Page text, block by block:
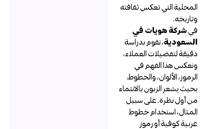
المحلية التي تعكس ثقافته
وتاريخه.
شركة هويات في
السعودية، نقوم بدراسة
دقيقة لتفضيلات العملاء،
ونعكس هذا الفهم في
الرموز، الألوان، والخطوط،
بحيث يشعر الزبون بالانتماء
من أول نظرة. على سبيل
المثال، استخدام خطوط
عربية كوفية أو رموز